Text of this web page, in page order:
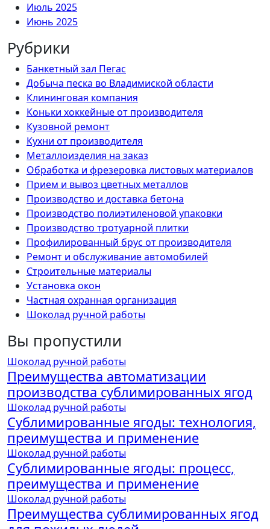
Июль 2025
Июнь 2025
Рубрики
Банкетный зал Пегас
Добыча песка во Владимиской области
Клининговая компания
Коньки хоккейные от производителя
Кузовной ремонт
Кухни от производителя
Металлоизделия на заказ
Обработка и фрезеровка листовых материалов
Прием и вывоз цветных металлов
Производство и доставка бетона
Производство полиэтиленовой упаковки
Производство тротуарной плитки
Профилированный брус от производителя
Ремонт и обслуживание автомобилей
Строительные материалы
Установка окон
Частная охранная организация
Шоколад ручной работы
Вы пропустили
Шоколад ручной работы
Преимущества автоматизации
производства сублимированных ягод
Шоколад ручной работы
Сублимированные ягоды: технология,
преимущества и применение
Шоколад ручной работы
Сублимированные ягоды: процесс,
преимущества и применение
Шоколад ручной работы
Преимущества сублимированных ягод